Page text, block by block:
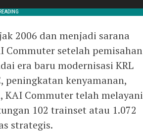
2006 dan menjadi sarana
setelah pemisahan
era baru modernisasi KRL
peningkatan kenyamanan,
KAI Commuter telah melayani
102 trainset atau 1.072
strategis.